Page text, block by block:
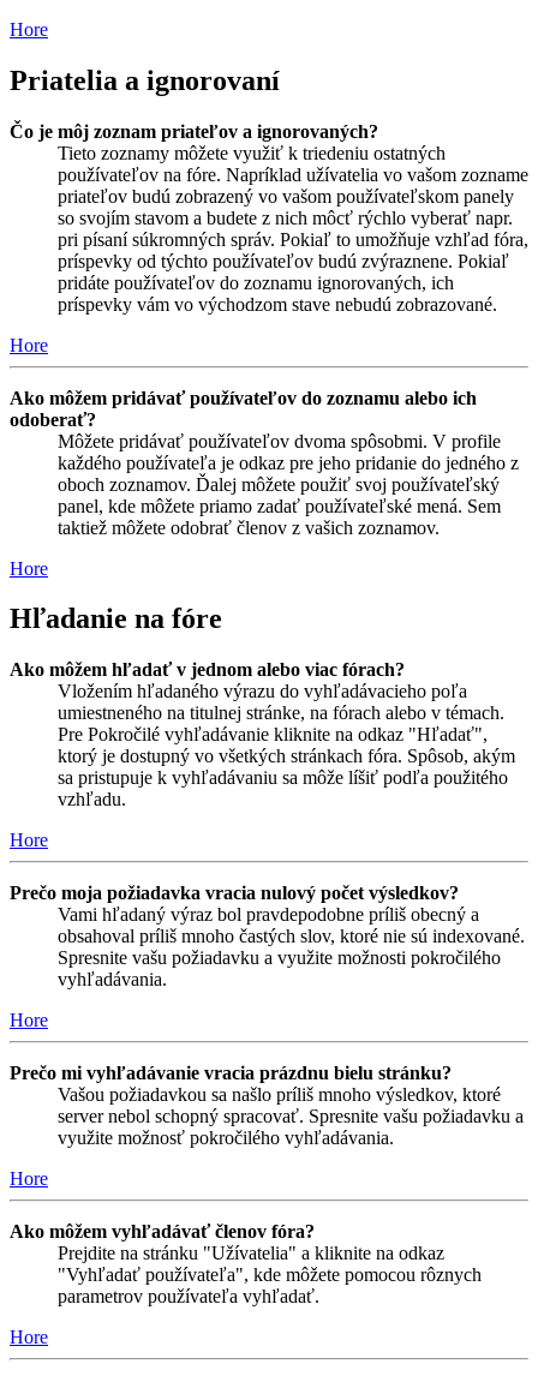
Hore
Priatelia a ignorovaní
Čo je môj zoznam priateľov a ignorovaných?
Tieto zoznamy môžete využiť k triedeniu ostatných
používateľov na fóre. Napríklad užívatelia vo vašom zozname
priateľov budú zobrazený vo vašom používateľskom panely
so svojím stavom a budete z nich môcť rýchlo vyberať napr.
pri písaní súkromných správ. Pokiaľ to umožňuje vzhľad fóra,
príspevky od týchto používateľov budú zvýraznene. Pokiaľ
pridáte používateľov do zoznamu ignorovaných, ich
príspevky vám vo východzom stave nebudú zobrazované.
Hore
Ako môžem pridávať používateľov do zoznamu alebo ich
odoberať?
Môžete pridávať používateľov dvoma spôsobmi. V profile
každého používateľa je odkaz pre jeho pridanie do jedného z
oboch zoznamov. Ďalej môžete použiť svoj používateľský
panel, kde môžete priamo zadať používateľské mená. Sem
taktiež môžete odobrať členov z vašich zoznamov.
Hore
Hľadanie na fóre
Ako môžem hľadať v jednom alebo viac fórach?
Vložením hľadaného výrazu do vyhľadávacieho poľa
umiestneného na titulnej stránke, na fórach alebo v témach.
Pre Pokročilé vyhľadávanie kliknite na odkaz "Hľadať",
ktorý je dostupný vo všetkých stránkach fóra. Spôsob, akým
sa pristupuje k vyhľadávaniu sa môže líšiť podľa použitého
vzhľadu.
Hore
Prečo moja požiadavka vracia nulový počet výsledkov?
Vami hľadaný výraz bol pravdepodobne príliš obecný a
obsahoval príliš mnoho častých slov, ktoré nie sú indexované.
Spresnite vašu požiadavku a využite možnosti pokročilého
vyhľadávania.
Hore
Prečo mi vyhľadávanie vracia prázdnu bielu stránku?
Vašou požiadavkou sa našlo príliš mnoho výsledkov, ktoré
server nebol schopný spracovať. Spresnite vašu požiadavku a
využite možnosť pokročilého vyhľadávania.
Hore
Ako môžem vyhľadávať členov fóra?
Prejdite na stránku "Užívatelia" a kliknite na odkaz
"Vyhľadať používateľa", kde môžete pomocou rôznych
parametrov používateľa vyhľadať.
Hore